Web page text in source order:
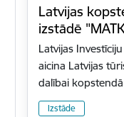
Latvijas
izstādē
Latvijas
aicina Latvijas
dalībai
Izstāde